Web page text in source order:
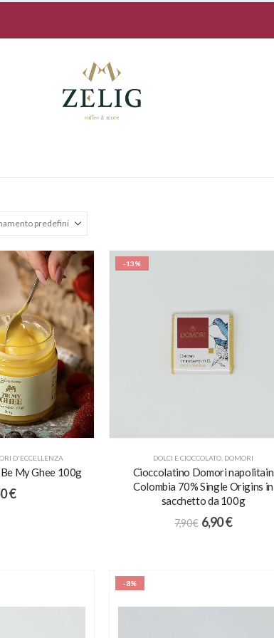
D'ECCELLENZA
My Ghee 100g
€
-13%
DOLCI E CIOCCOLATO, DOMORI
Cioccolatino Domori napolitain
Colombia 70% Single Origins in
sacchetto da 100g
7,90€ 6,90€
-8%